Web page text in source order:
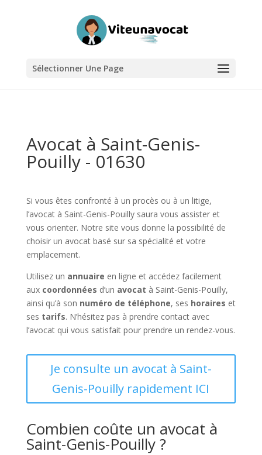
Sélectionner Une Page
Avocat à Saint-Genis-
Pouilly - 01630
Si vous êtes confronté à un procès ou à un litige,
l’avocat à Saint-Genis-Pouilly saura vous assister et
vous orienter. Notre site vous donne la possibilité de
choisir un avocat basé sur sa spécialité et votre
emplacement.
Utilisez un annuaire en ligne et accédez facilement
aux coordonnées d’un avocat à Saint-Genis-Pouilly,
ainsi qu’à son numéro de téléphone, ses horaires et
ses tarifs. N’hésitez pas à prendre contact avec
l’avocat qui vous satisfait pour prendre un rendez-vous.
Je consulte un avocat à Saint-
Genis-Pouilly rapidement ICI
Combien coûte un avocat à
Saint-Genis-Pouilly ?